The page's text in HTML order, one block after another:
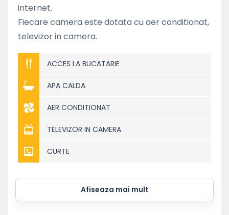
internet.
Fiecare camera este dotata cu aer conditionat,
televizor in camera.
ACCES LA BUCATARIE
APA CALDA
AER CONDITIONAT
TELEVIZOR IN CAMERA
CURTE
Afiseaza mai mult